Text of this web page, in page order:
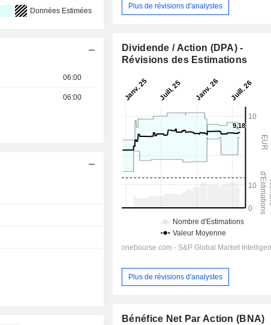
Données Estimées
06:00
06:00
Après séance
Après séance
Plus de révisions d'analystes
Dividende / Action (DPA) -
Révisions des Estimations
Plus de révisions d'analystes
Bénéfice Net Par Action (BNA)